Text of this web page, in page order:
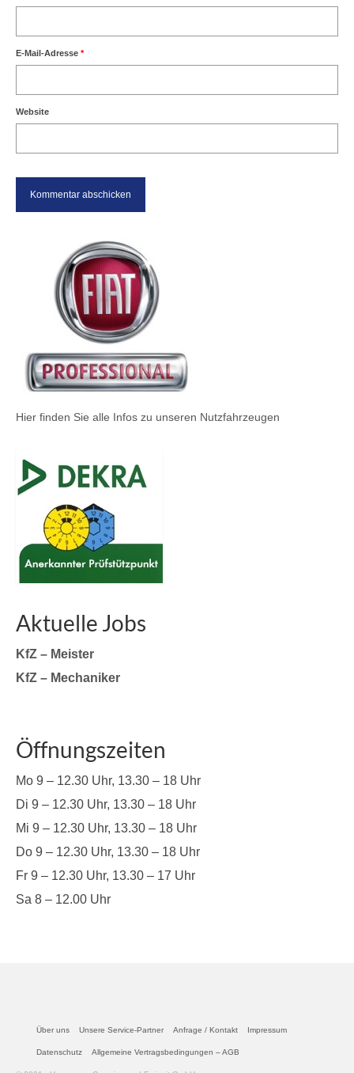
E-Mail-Adresse *
Website
Hier finden Sie alle Infos zu unseren Nutzfahrzeugen
Aktuelle Jobs
KfZ – Meister
KfZ – Mechaniker
Öffnungszeiten
Mo 9 – 12.30 Uhr, 13.30 – 18 Uhr
Di 9 – 12.30 Uhr, 13.30 – 18 Uhr
Mi 9 – 12.30 Uhr, 13.30 – 18 Uhr
Do 9 – 12.30 Uhr, 13.30 – 18 Uhr
Fr 9 – 12.30 Uhr, 13.30 – 17 Uhr
Sa 8 – 12.00 Uhr
Über uns Unsere Service-Partner Anfrage / Kontakt Impressum
Datenschutz Allgemeine Vertragsbedingungen – AGB